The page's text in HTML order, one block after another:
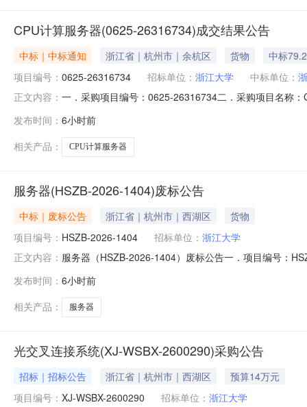
CPU计算服务器(0625-26316734)成交结果公告
中标｜中标通知 浙江省｜杭州市｜余杭区 货物
中标
项目编号： 0625-26316734 招标单位： 浙江大学 中标单位：
正文内容： 一．采购项目编号：0625-26316734二．采购项目名称
务器思腾合力AW2232-2GR4台198000五．评审小组名
下，
发布时间： 6小时前
相关产品：
CPU计算服务器
服务器(HSZB-2026-1404)废标公告
中标｜废标公告 浙江省｜杭州市｜西湖区
货物
项目编号： HSZB-2026-1404 招标单位： 浙江大学
正文内容： 服务器（HSZB-2026-1404）废标公告一．项目编号：
圣建设项目管理有限公司地址：杭州市拱墅区大关路
发布时间： 6小时前
相关产品：
服务器
光交叉连接系统(XJ-WSBX-2600290)采购公告
招标｜招标公告 浙江省｜杭州市｜西湖区
预算14万元
项目编号： XJ-WSBX-2600290 招标单位： 浙江大学